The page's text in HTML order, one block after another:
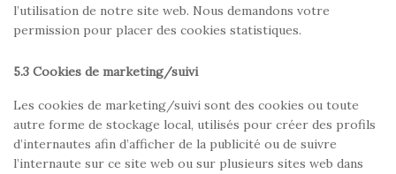
l’utilisation de notre site web. Nous demandons votre
permission pour placer des cookies statistiques.
5.3 Cookies de marketing/suivi
Les cookies de marketing/suivi sont des cookies ou toute
autre forme de stockage local, utilisés pour créer des profils
d’internautes afin d’afficher de la publicité ou de suivre
l’internaute sur ce site web ou sur plusieurs sites web dans